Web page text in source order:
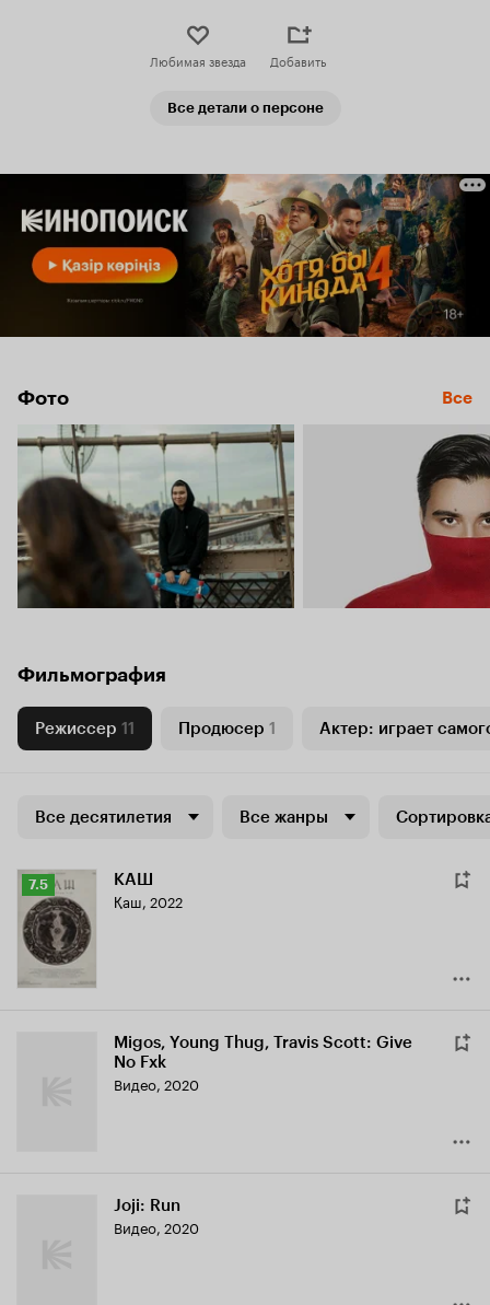
Любимая звезда Добавить
Все детали о персоне
Фото Все
Фильмография
Режиссер 11 Продюсер 1 Актер: играет
Все десятилетия Все жанры
Рейтинг
Кинопоиска
7.5
7.5 КАШ
Қаш, 2022
Migos, Young Thug, Travis Scott: Give
No Fxk
Видео, 2020
Joji: Run
Видео, 2020